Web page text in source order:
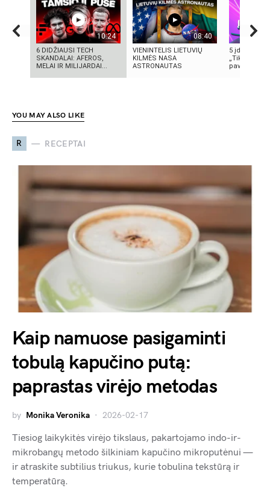
10:24
6 DIDŽIAUSI TECH
SKANDALAI: AFEROS,
MELAI IR MILIJARDAI...
08:40
VIENINTELIS LIETUVIŲ
KILMĖS NASA
ASTRONAUTAS
5 įdomūs
„TikTok“:
YOU MAY ALSO LIKE
R RECEPTAI
Kaip namuose pasigaminti
tobulą kapučino putą:
paprastas virėjo metodas
by Monika Veronika 2026-02-17
Tiesiog laikykitės virėjo tikslaus, pakartojamo indo-ir-
mikrobangų metodo šilkiniam kapučino mikroputėnui —
ir atraskite subtilius triukus, kurie tobulina tekstūrą ir
temperatūrą.